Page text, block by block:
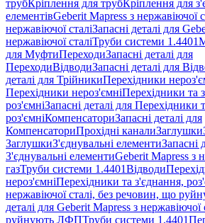
трубКріплення для трубКріплення для
елементівGeberit Mapress з нержавіючої
нержавіючої сталіЗапасні деталі для
нержавіючої сталіТруби системи 1.4401
для МуфтиПереходиЗапасні деталі для
ПереходиВідводиЗапасні деталі для
деталі для ТрійникиПерехідники
Перехідники нероз'ємніПерехідники та
роз'ємніЗапасні деталі для Перехідники
роз'ємніКомпенсаториЗапасні деталі для
КомпенсаториПрохідні каналиЗаглушки
ЗаглушкиЗ'єднувальні елементиЗапасні
З'єднувальні елементиGeberit Mapress з
газТруби системи 1.4401Відводи
нероз'ємніПерехідники та з'єднання,
нержавіючої сталі, без речовин, що
деталі для Geberit Mapress з
руйнують ЛФПТруби системи 1.4401